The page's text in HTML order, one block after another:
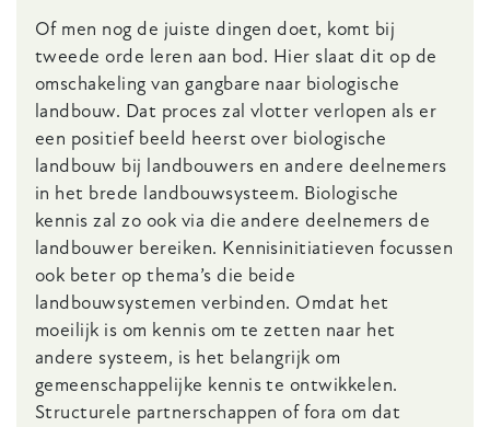
Of men nog de juiste dingen doet, komt bij
tweede orde leren aan bod. Hier slaat dit op de
omschakeling van gangbare naar biologische
landbouw. Dat proces zal vlotter verlopen als er
een positief beeld heerst over biologische
landbouw bij landbouwers en andere deelnemers
in het brede landbouwsysteem. Biologische
kennis zal zo ook via die andere deelnemers de
landbouwer bereiken. Kennisinitiatieven focussen
ook beter op thema’s die beide
landbouwsystemen verbinden. Omdat het
moeilijk is om kennis om te zetten naar het
andere systeem, is het belangrijk om
gemeenschappelijke kennis te ontwikkelen.
Structurele partnerschappen of fora om dat